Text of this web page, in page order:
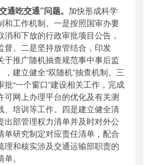
通吃交通”问题。 加快形成科学
和工作机制。一是按照国审办要
消和下放的行政审批项目公告，
督。二是坚持放管结合，印发
于推广随机抽查规范事中事后监
建立健全“双随机”抽查机制。三
批“一个窗口”建设相关工作，完成
可网上办理平台的优化及有关测
、培训等工作。四是建立健全清
出部管理权力清单并及时对外公
单研究制定对应责任清单，配合
理和核实涉及交通运输部职责的
。